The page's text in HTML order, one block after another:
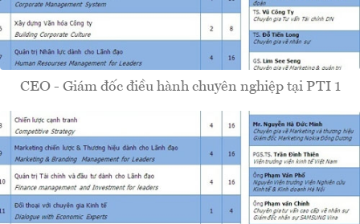
CEO - Giám đốc điều hành chuyên nghiệp tại PTI 1